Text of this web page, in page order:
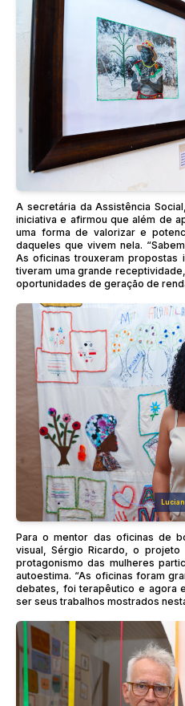
A secretária da Assistência
iniciativa e afirmou que além de
uma forma de valorizar e
daqueles que vivem nela.
As oficinas trouxeram propostas
tiveram uma grande
oportunidades de geração de
Para o mentor das oficinas de
visual, Sérgio Ricardo, o projeto
protagonismo das mulheres
autoestima. “As oficinas foram
debates, foi terapêutico e agora
ser seus trabalhos mostrados